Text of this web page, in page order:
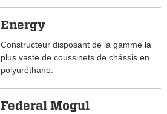
Energy
Constructeur disposant de la gamme la
plus vaste de coussinets de châssis en
polyuréthane.
Federal Mogul